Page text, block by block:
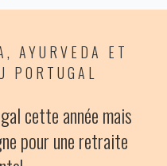
PARIS
AYURVEDA ET
PORTUGAL
cette année mais
pour une retraite